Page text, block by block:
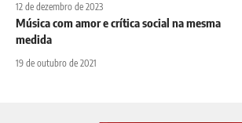
12 de dezembro de 2023
Música com amor e crítica social na mesma
medida
19 de outubro de 2021